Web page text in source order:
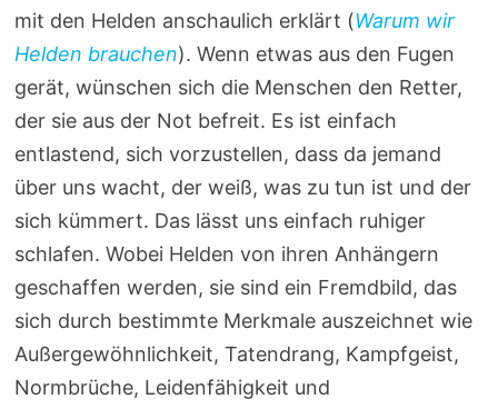
mit den Helden anschaulich erklärt (Warum wir
Helden brauchen). Wenn etwas aus den Fugen
gerät, wünschen sich die Menschen den Retter,
der sie aus der Not befreit. Es ist einfach
entlastend, sich vorzustellen, dass da jemand
über uns wacht, der weiß, was zu tun ist und der
sich kümmert. Das lässt uns einfach ruhiger
schlafen. Wobei Helden von ihren Anhängern
geschaffen werden, sie sind ein Fremdbild, das
sich durch bestimmte Merkmale auszeichnet wie
Außergewöhnlichkeit, Tatendrang, Kampfgeist,
Normbrüche, Leidenfähigkeit und